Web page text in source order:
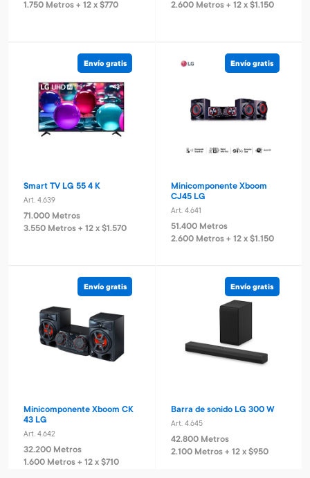
1.750 Metros + 12 x $770
2.600 Metros + 12 x $1.150
Envío gratis
Smart TV LG 55 4 K
Art. 4.639
71.000 Metros
3.550 Metros + 12 x $1.570
Envío gratis
Minicomponente Xboom
CJ45 LG
Art. 4.641
51.400 Metros
2.600 Metros + 12 x $1.150
Envío gratis
Minicomponente Xboom CK
43 LG
Art. 4.642
32.200 Metros
1.600 Metros + 12 x $710
Envío gratis
Barra de sonido LG 300 W
Art. 4.645
42.800 Metros
2.100 Metros + 12 x $950